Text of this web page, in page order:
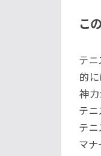
こ
テニ
的
神力
テニ
テニ
マナ